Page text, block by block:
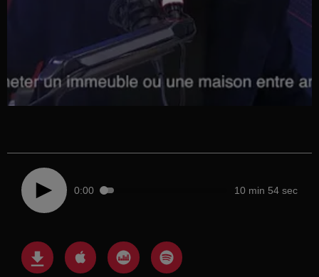
0:00 10 min 54 sec